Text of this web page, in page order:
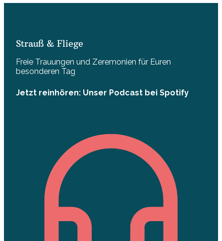
Strauß & Fliege
Freie Trauungen und Zeremonien für Euren
besonderen Tag
Jetzt reinhören: Unser Podcast bei Spotify